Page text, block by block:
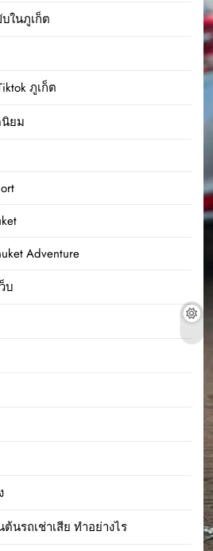
ในภูเก็ต
ภูเก็ต
ยม
Adventure
บ
นรถเช่าเสีย ทำอย่างไร